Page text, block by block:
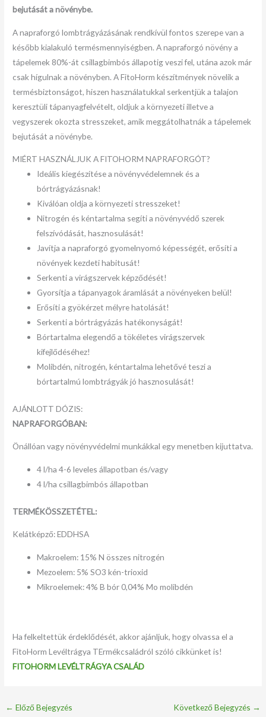
bejutását a növénybe.
A napraforgó lombtrágyázásának rendkívül fontos szerepe van a
később kialakuló termésmennyiségben. A napraforgó növény a
tápelemek 80%-át csillagbimbós állapotig veszi fel, utána azok már
csak hígulnak a növényben. A FitoHorm készítmények növelik a
termésbiztonságot, hiszen használatukkal serkentjük a talajon
keresztüli tápanyagfelvételt, oldjuk a környezeti illetve a
vegyszerek okozta stresszeket, amik meggátolhatnák a tápelemek
bejutását a növénybe.
MIÉRT HASZNÁLJUK A FITOHORM NAPRAFORGÓT?
Ideális kiegészítése a növényvédelemnek és a
bórtrágyázásnak!
Kiválóan oldja a környezeti stresszeket!
Nitrogén és kéntartalma segíti a növényvédő szerek
felszívódását, hasznosulását!
Javítja a napraforgó gyomelnyomó képességét, erősíti a
növények kezdeti habitusát!
Serkenti a virágszervek képződését!
Gyorsítja a tápanyagok áramlását a növényeken belül!
Erősíti a gyökérzet mélyre hatolását!
Serkenti a bórtrágyázás hatékonyságát!
Bórtartalma elegendő a tökéletes virágszervek
kifejlődéséhez!
Molibdén, nitrogén, kéntartalma lehetővé teszi a
bórtartalmú lombtrágyák jó hasznosulását!
AJÁNLOTT DÓZIS:
NAPRAFORGÓBAN:
Önállóan vagy növényvédelmi munkákkal egy menetben kijuttatva.
4 l/ha 4-6 leveles állapotban és/vagy
4 l/ha csillagbimbós állapotban
TERMÉKÖSSZETÉTEL:
Kelátképző: EDDHSA
Makroelem: 15% N összes nitrogén
Mezoelem: 5% SO3 kén-trioxid
Mikroelemek: 4% B bór 0,04% Mo molibdén
Ha felkeltettük érdeklődését, akkor ajánljuk, hogy olvassa el a
FitoHorm Levéltrágya TErmékcsaládról szóló cikkünket is!
FITOHORM LEVÉLTRÁGYA CSALÁD
← Előző Bejegyzés Következő Bejegyzés →